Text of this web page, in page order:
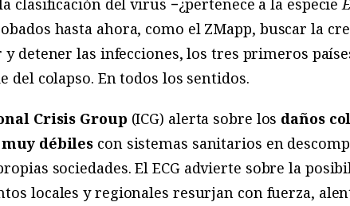
hasta ahora, como el ZMapp, buscar la
y detener las infecciones, los tres primeros
del colapso. En todos los sentidos.
Crisis Group (ICG) alerta sobre los daños
muy débiles con sistemas sanitarios en
sociedades. El ECG advierte sobre la
locales y regionales resurjan con fuerza,